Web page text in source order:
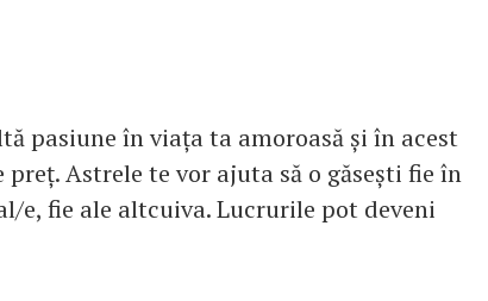
pasiune în viața ta amoroasă și în acest
Astrele te vor ajuta să o găsești fie în
e, fie ale altcuiva. Lucrurile pot deveni